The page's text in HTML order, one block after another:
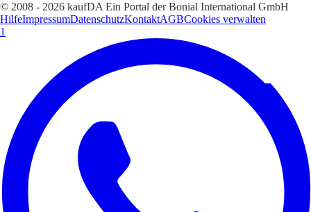
© 2008 - 2026 kaufDA Ein Portal der Bonial International GmbH
HilfeImpressumDatenschutzKontaktAGBCookies verwalten
1